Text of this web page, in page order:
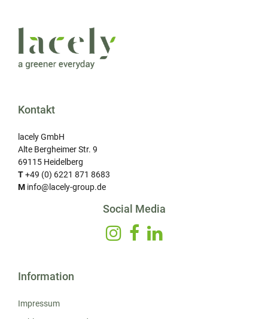
Kontakt
lacely GmbH
Alte Bergheimer Str. 9
69115 Heidelberg
T+49 (0) 6221 871 8683
M info@lacely-group.de
Social Media
Information
Impressum